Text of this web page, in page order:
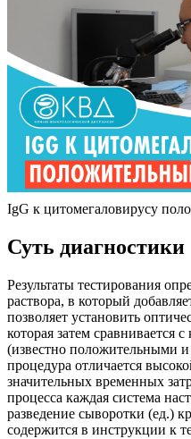
IgG к цитомегаловирусу
Суть диагностики
Результаты тестирования
раствора, в который
позволяет установить
которая затем сравнивается
(известно положительными
процедура отличается
значительных временных
процесса каждая система
разведение сыворотки (ед.)
содержится в инструкции к